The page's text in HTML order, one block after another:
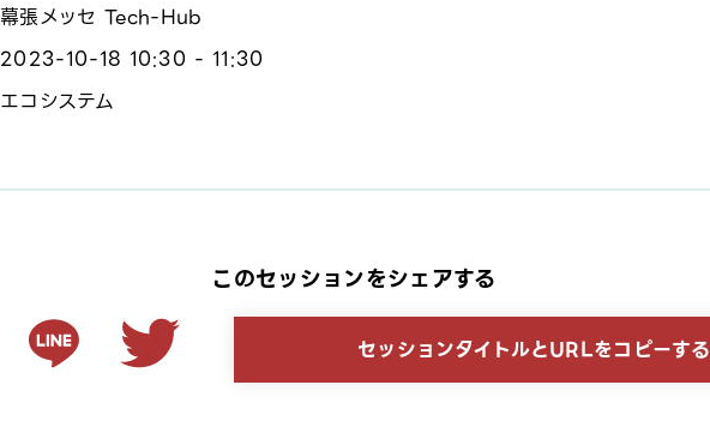
幕張メッセ Tech-Hub
2023-10-18 10:30 - 11:30
エコシステム
このセッションをシェアする
セッションタイトルとURLをコピーする